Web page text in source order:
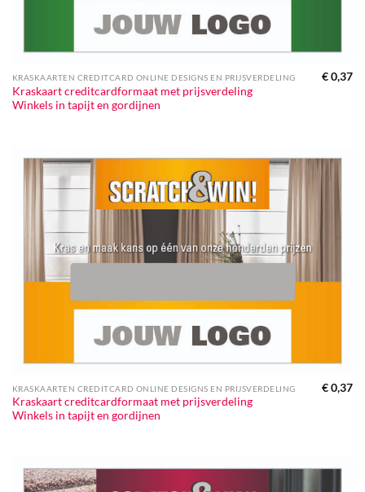
KRASKAARTEN CREDITCARD ONLINE DESIGNS EN PRIJSVERDELING
Kraskaart creditcardformaat met prijsverdeling
Winkels in tapijt en gordijnen
€0,37
KRASKAARTEN CREDITCARD ONLINE DESIGNS EN PRIJSVERDELING
Kraskaart creditcardformaat met prijsverdeling
Winkels in tapijt en gordijnen
€0,37